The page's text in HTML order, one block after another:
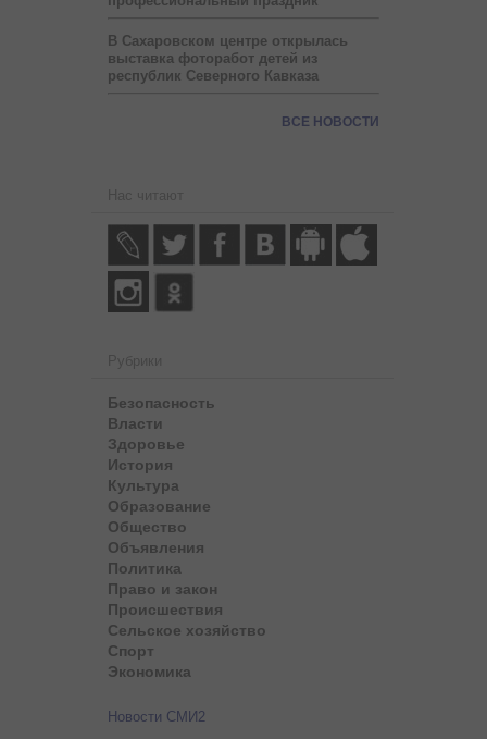
В Сахаровском центре открылась
выставка фоторабот детей из
республик Северного Кавказа
ВСЕ НОВОСТИ
Нас читают
Рубрики
Безопасность
Власти
Здоровье
История
Культура
Образование
Общество
Объявления
Политика
Право и закон
Происшествия
Сельское хозяйство
Спорт
Экономика
Новости СМИ2